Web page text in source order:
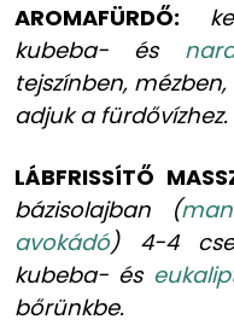
AROMAFÜRDŐ:
kubeba- és
tejszínben,
adjuk a fürdővízhez.
LÁBFRISSÍTŐ
bázisolajban (
avokádó) 4-4
kubeba- és
bőrünkbe.